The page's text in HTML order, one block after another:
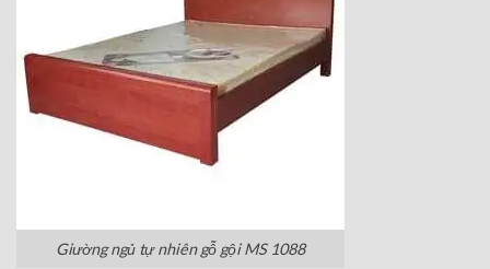
Giường ngủ tự nhiên gỗ gội MS 1088